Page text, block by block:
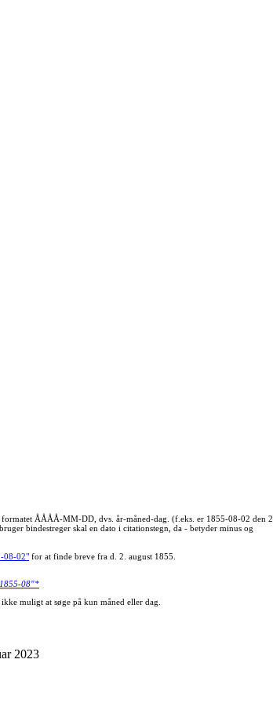
ÅÅÅÅ-MM-DD, dvs. år-måned-dag. (f.eks. er 1855-08-02 den 2.
bindestreger skal en dato i citationstegn, da - betyder minus og
08-02"for at finde breve fra d. 2. august 1855.
08"*
muligt at søge på kun måned eller dag.
2023